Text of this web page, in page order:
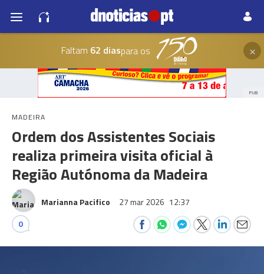
Faltam 62 diaspara os ×
PUB
MADEIRA
Ordem dos Assistentes Sociais
realiza primeira visita oficial à
Região Autónoma da Madeira
Marianna Pacifico 27 mar 2026 12:37
0